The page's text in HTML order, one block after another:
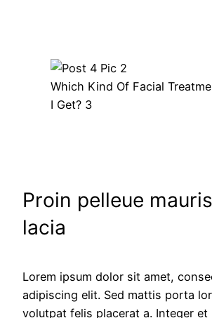
Which Kind Of Facial
I Get? 3
Proin pelleue
lacia
Lorem ipsum dolor sit amet,
adipiscing elit. Sed mattis porta
volutpat felis placerat a. Integer et